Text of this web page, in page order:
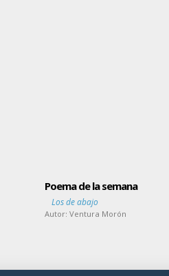
Poema de la semana
Los de abajo
Autor:Ventura Morón